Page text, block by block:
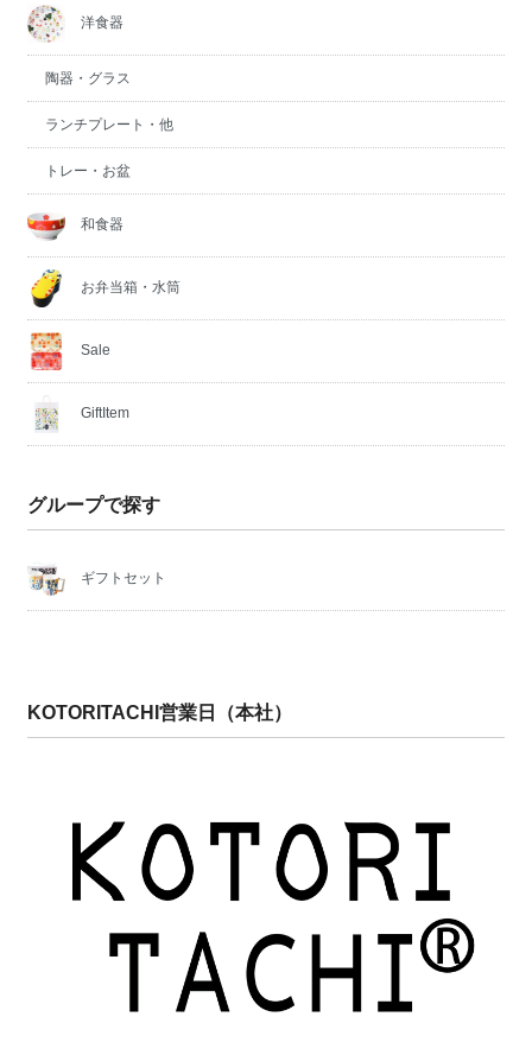
洋食器
陶器・グラス
ランチプレート・他
トレー・お盆
和食器
お弁当箱・水筒
Sale
GiftItem
グループで探す
ギフトセット
KOTORITACHI営業日（本社）